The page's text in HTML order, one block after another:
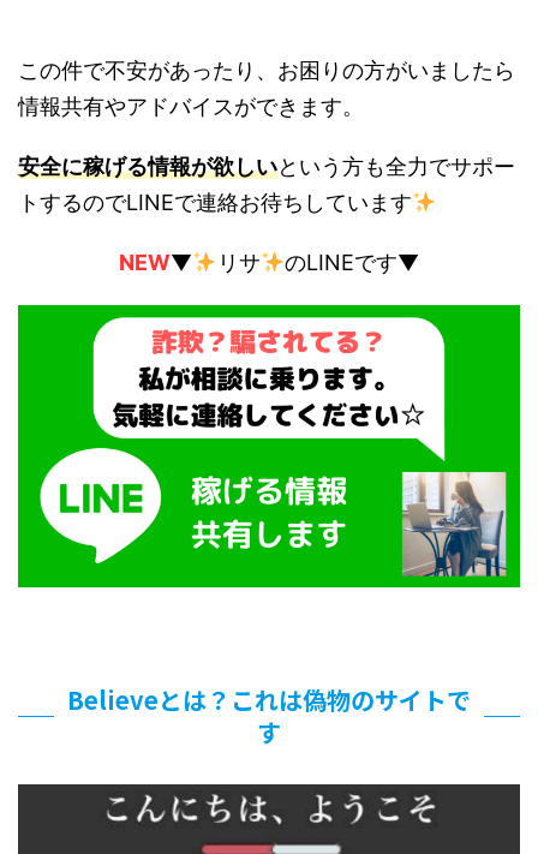
この件で不安があったり、お困りの方がいましたら
情報共有やアドバイスができます。
安全に稼げる情報が欲しいという方も全力でサポー
トするのでLINEで連絡お待ちしています
NEW▼ リサ のLINEです▼
Believeとは？これは偽物のサイトで
す